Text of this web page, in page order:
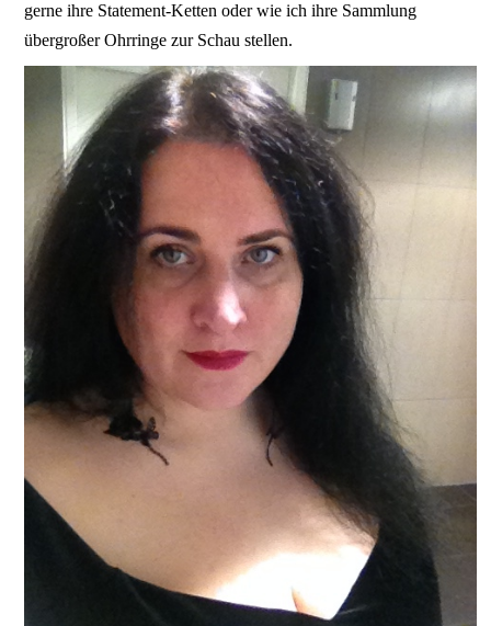
gerne ihre Statement-Ketten oder wie ich ihre Sammlung
übergroßer Ohrringe zur Schau stellen.